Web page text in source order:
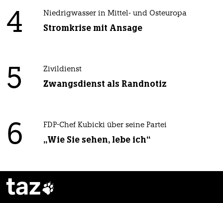
4 Niedrigwasser in Mittel- und Osteuropa
Stromkrise mit Ansage
5 Zivildienst
Zwangsdienst als Randnotiz
6 FDP-Chef Kubicki über seine Partei
„Wie Sie sehen, lebe ich“
taz